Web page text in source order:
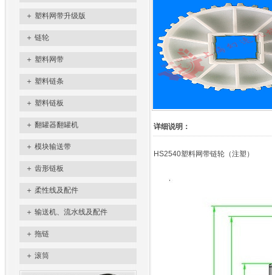
＋ 塑料网带升级版
＋ 链轮
＋ 塑料网带
＋ 塑料链条
＋ 塑料链板
＋ 翻罐器翻罐机
＋ 模块输送带
＋ 齿形链板
＋ 柔性线及配件
＋ 输送机、流水线及配件
＋ 拖链
＋ 滚筒
详细说明：
HS2540塑料网带链轮（注塑）